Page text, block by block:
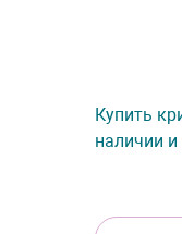
Купить
наличии